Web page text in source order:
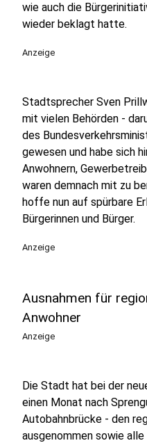
wie auch die
wieder beklagt hatte.
Anzeige
Stadtsprecher Sven
mit vielen Behörden -
des
gewesen und habe sich
Anwohnern,
waren demnach mit zu
hoffe nun auf spürbare
Bürgerinnen und Bürger.
Anzeige
Ausnahmen für
Anwohner
Anzeige
Die Stadt hat bei der
einen Monat nach
Autobahnbrücke - den
ausgenommen sowie